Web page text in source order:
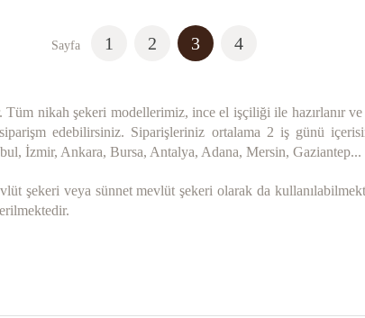
Sayfa 1 2 3 4
nikah şekeri modellerimiz, ince el işçiliği ile hazırlanır
edebilirsiniz. Siparişleriniz ortalama 2 iş günü
İzmir, Ankara, Bursa, Antalya, Adana, Mersin, Gaziantep...
şekeri veya sünnet mevlüt şekeri olarak da